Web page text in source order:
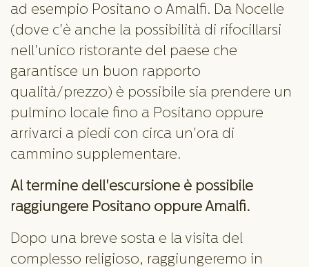
ad esempio Positano o Amalfi. Da Nocelle
(dove c'è anche la possibilità di rifocillarsi
nell'unico ristorante del paese che
garantisce un buon rapporto
qualità/prezzo) è possibile sia prendere un
pulmino locale fino a Positano oppure
arrivarci a piedi con circa un'ora di
cammino supplementare.
Al termine dell'escursione è possibile
raggiungere Positano oppure Amalfi.
Dopo una breve sosta e la visita del
complesso religioso, raggiungeremo in